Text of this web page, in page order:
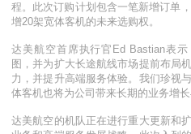
程。此次订购计划包含一笔新增订单
增20架宽体客机的未来选购权。
达美航空首席执行官 Ed Bastian表示
图，并为扩大长途航线市场提前布局
力，并提升高端服务体验。我们珍视
体客机也将为公司带来长期的业务增
达美航空的机队正在进行重大更新和